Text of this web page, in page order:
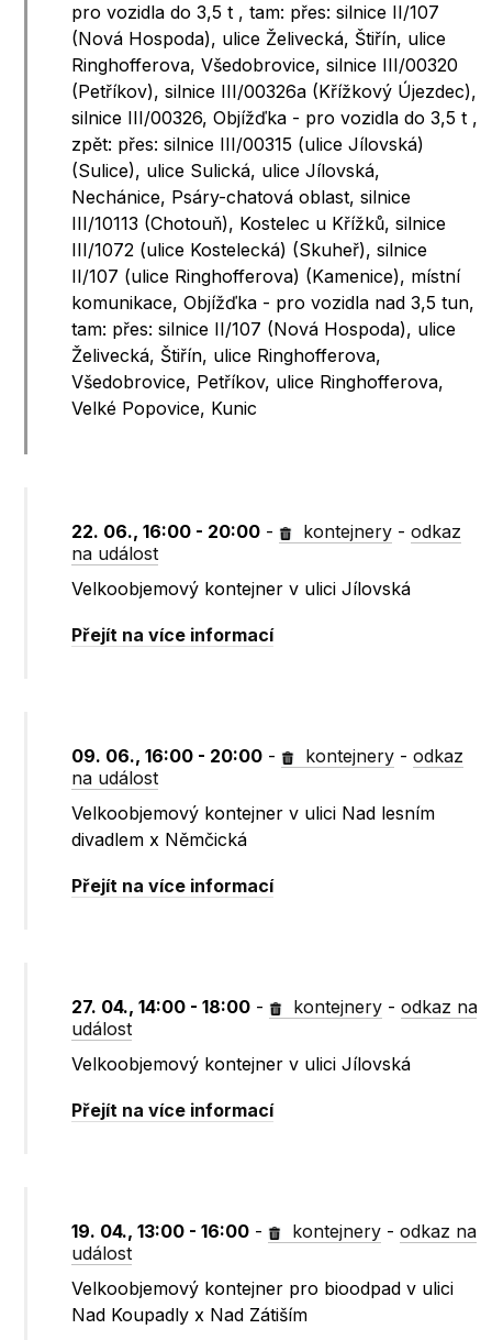
pro vozidla do 3,5 t , tam: přes: silnice II/107
(Nová Hospoda), ulice Želivecká, Štiřín, ulice
Ringhofferova, Všedobrovice, silnice III/00320
(Petříkov), silnice III/00326a (Křížkový Újezdec),
silnice III/00326, Objížďka - pro vozidla do 3,5 t ,
zpět: přes: silnice III/00315 (ulice Jílovská)
(Sulice), ulice Sulická, ulice Jílovská,
Nechánice, Psáry-chatová oblast, silnice
III/10113 (Chotouň), Kostelec u Křížků, silnice
III/1072 (ulice Kostelecká) (Skuheř), silnice
II/107 (ulice Ringhofferova) (Kamenice), místní
komunikace, Objížďka - pro vozidla nad 3,5 tun,
tam: přes: silnice II/107 (Nová Hospoda), ulice
Želivecká, Štiřín, ulice Ringhofferova,
Všedobrovice, Petříkov, ulice Ringhofferova,
Velké Popovice, Kunic
22. 06., 16:00 - 20:00 - kontejnery -odkaz
na událost
Velkoobjemový kontejner v ulici Jílovská
Přejít na více informací
09. 06., 16:00 - 20:00 - kontejnery -odkaz
na událost
Velkoobjemový kontejner v ulici Nad lesním
divadlem x Němčická
Přejít na více informací
27. 04., 14:00 - 18:00 - kontejnery -odkaz na
událost
Velkoobjemový kontejner v ulici Jílovská
Přejít na více informací
19. 04., 13:00 - 16:00 - kontejnery -odkaz na
událost
Velkoobjemový kontejner pro bioodpad v ulici
Nad Koupadly x Nad Zátiším